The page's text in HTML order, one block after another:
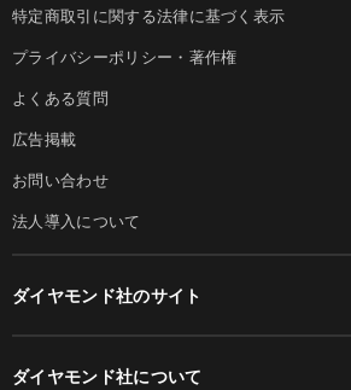
特定商取引に関する法律に基づく表示
プライバシーポリシー・著作権
よくある質問
広告掲載
お問い合わせ
法人導入について
ダイヤモンド社のサイト
ダイヤモンド社について